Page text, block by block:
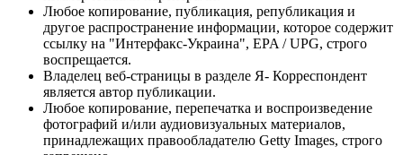
Любое копирование, публикация, републикация и
другое распространение информации, которое содержит
ссылку на "Интерфакс-Украина", EPA / UPG, строго
воспрещается.
Владелец веб-страницы в разделе Я- Корреспондент
является автор публикации.
Любое копирование, перепечатка и воспроизведение
фотографий и/или аудиовизуальных материалов,
принадлежащих правообладателю Getty Images, строго